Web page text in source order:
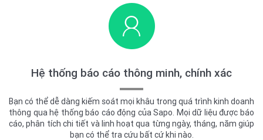
Hệ thống báo cáo thông minh, chính xác
Bạn có thể dễ dàng kiếm soát mọi khâu trong quá trình kinh doanh
thông qua hệ thống báo cáo động của Sapo. Mọi dữ liệu được báo
cáo, phân tích chi tiết và linh hoạt qua từng ngày, tháng, năm giúp
bạn có thể tra cứu bất cứ khi nào.